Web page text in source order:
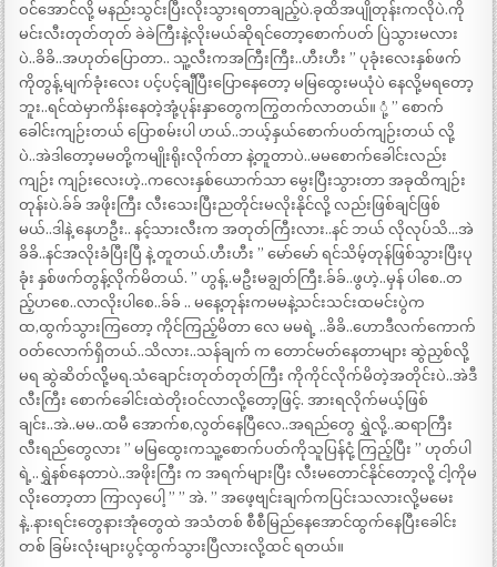
ဝင်အောင်လို့ မနည်းသွင်းပြီးလိုးသွားရတာချည့်ပဲ.ခုထိအပျိုတုန်းကလိုပဲ.ကို
မင်းလီးတုတ်တုတ် ခဲခဲကြီးနဲ့လိုးမယ်ဆိုရင်တော့စောက်ပတ် ပြဲသွားမလား
ပဲ..ခိခိ..အဟုတ်ပြောတာ.. သူ့လီးကအကြီးကြီး..ဟီးဟီး ” ပုခုံးလေးနှစ်ဖက်
ကိုတွန့်.မျက်ခုံးလေး ပင့်ပင့်ချီပြီးပြောနေတော့ မမြထွေးမယုံပဲ နေလို့မရတော့
ဘူး..ရင်ထဲမှာကိန်းနေတဲ့အုံ့ပုန်းနှာတွေကကြွတက်လာတယ်။ ုံ့ ” စောက်
ခေါင်းကျဉ်းတယ် ပြောစမ်းပါ ဟယ်..ဘယ့်နှယ်စောက်ပတ်ကျဉ်းတယ် လို့
ပဲ..အဲဒါတော့မမတို့ကမျိုးရိုးလိုက်တာ နဲ့တူတာပဲ..မမစောက်ခေါင်းလည်း
ကျဉ်း ကျဉ်းလေးဟဲ့..ကလေးနှစ်ယောက်သာ မွေးပြီးသွားတာ အခုထိကျဉ်း
တုန်းပဲ.ခ်ခ် အဖိုးကြီး လီးသေးပြီးညတိုင်းမလိုးနိုင်လို့ လည်းဖြစ်ချင်ဖြစ်
မယ်..ဒါနဲ့ နေပာဦး.. နင့်သားလီးက အတုတ်ကြီးလား..နင် ဘယ် လိုလုပ်သိ…အဲ
ခိခိ..နင်အလိုးခံပြီးပြီ နဲ့ တူတယ်.ဟီးဟီး ” မော်မော် ရင်သိမ့်တုန်ဖြစ်သွားပြီးပု
ခုံး နှစ်ဖက်တွန့်လိုက်မိတယ်. ” ဟွန့်..မဦးမချွတ်ကြီး.ခ်ခ်..ဖွဟဲ့..မှန် ပါစေ..တ
ည့်ပာစေ..လာလိုးပါစေ..ခ်ခ် .. မနေ့တုန်းကမမနဲ့သင်းသင်းထမင်းပွဲက
ထ,ထွက်သွားကြတော့ ကိုင်ကြည့်မိတာ လေ မမရဲ့ ..ခိခိ..ဟောဒီလက်ကောက်
ဝတ်လောက်ရှိတယ်..သိလား..သန်ချက် က တောင်မတ်နေတာများ ဆွဲညှစ်လို့
မရ ဆွဲဆိတ်လို့်မရ.သံချောင်းတုတ်တုတ်ကြီး ကိုကိုင်လိုက်မိတဲ့အတိုင်းပဲ..အဲဒီ
လီးကြီး စောက်ခေါင်းထဲတိုးဝင်လာလို့တော့ဖြင့်. အားရလိုက်မယ့်ဖြစ်
ချင်း..အဲ..မမ..ထမီ အောက်စ,လွတ်နေပြီလေ..အရည်တွေ ရွှဲလို့..ဆရာကြီး
လီးရည်တွေလား ” မမြထွေးကသူ့စောက်ပတ်ကိုသူပြန်ငုံ့ ကြည့်ပြီး ” ဟုတ်ပါ
ရဲ့..ရွှဲနစ်နေတာပဲ..အဖိုးကြီး က အရက်များပြီး လီးမတောင်နိုင်တော့လို့ ငါ့ကိုမ
လိုးတော့တာ ကြာလှပေါ့ ” ” အဲ. ” အဖေ့ဗျင်းချက်ကပြင်းသလားလို့မမေး
နဲ့..နားရင်းတွေနားအုံတွေထဲ အသံတစ် စီစီမြည်နေအောင်ထွက်နေပြီးခေါင်း
တစ် ခြမ်းလုံးများပွင့်ထွက်သွားပြီလားလို့ထင် ရတယ်။